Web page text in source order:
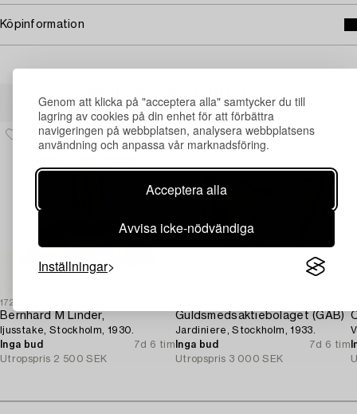
Genom att klicka på "acceptera alla" samtycker du till
lagring av cookies på din enhet för att förbättra
navigeringen på webbplatsen, analysera webbplatsens
användning och anpassa vår marknadsföring.
Acceptera alla
Avvisa icke-nödvändiga
Inställningar
Köpinformation
Andra har även tittat på
1725242
Bernhard M Linder,
ljusstake, Stockholm, 1930.
Inga bud
7d 6 tim
Utropspris 2 500 SEK
Guldsmedsaktiebolaget (GAB)
Jardiniere, Stockholm, 1933.
Inga bud
7d 6 tim
Utropspris 3 000 SEK